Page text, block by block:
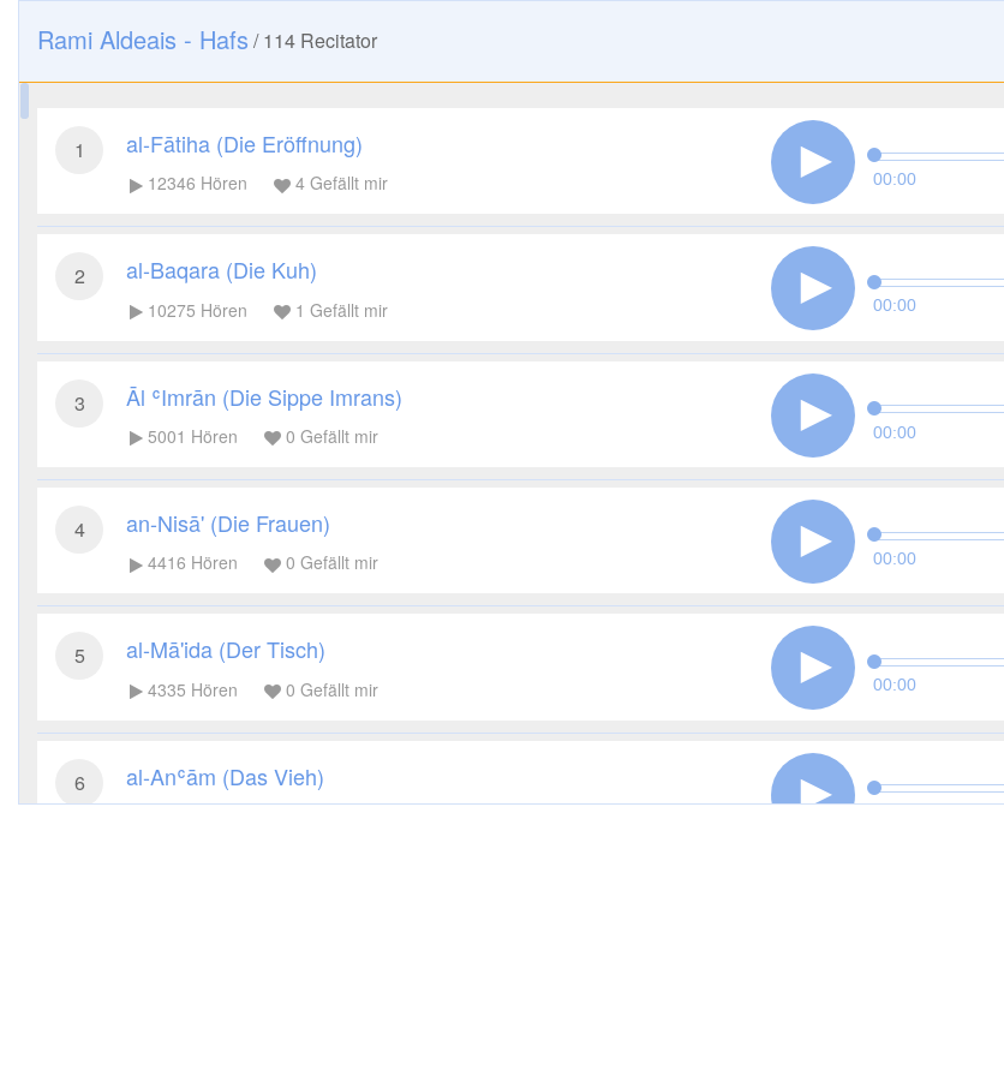
Rami Aldeais - Hafs /114 Recitator
1 al-Fātiha (Die Eröffnung)
12346 Hören 4 Gefällt mir 00:00
2 al-Baqara (Die Kuh)
10275 Hören 1 Gefällt mir 00:00
3 Āl ʿImrān (Die Sippe Imrans)
5001 Hören 0 Gefällt mir 00:00
4 an-Nisā' (Die Frauen)
4416 Hören 0 Gefällt mir 00:00
5 al-Mā'ida (Der Tisch)
4335 Hören 0 Gefällt mir 00:00
6 al-Anʿām (Das Vieh)
00:00